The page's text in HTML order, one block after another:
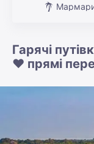
Гарячі
❤️ прямі